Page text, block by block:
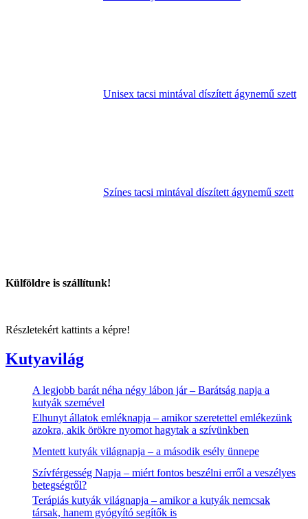
Unisex tacsi mintával díszített ágynemű szett
Színes tacsi mintával díszített ágynemű szett
Külföldre is szállítunk!
Részletekért kattints a képre!
Kutyavilág
A legjobb barát néha négy lábon jár – Barátság napja a
kutyák szemével
Elhunyt állatok emléknapja – amikor szeretettel emlékezünk
azokra, akik örökre nyomot hagytak a szívünkben
Mentett kutyák világnapja – a második esély ünnepe
Szívférgesség Napja – miért fontos beszélni erről a veszélyes
betegségről?
Terápiás kutyák világnapja – amikor a kutyák nemcsak
társak, hanem gyógyító segítők is